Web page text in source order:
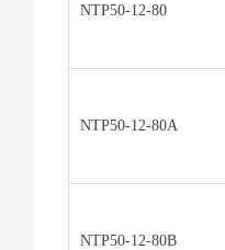
NTP50-12-80
NTP50-12-80A
NTP50-12-80B